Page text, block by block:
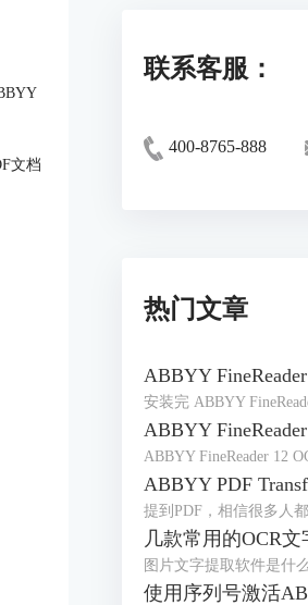
文档
联系客服：
400-8765-888
热门文章
ABBYY
几款常用的OCR